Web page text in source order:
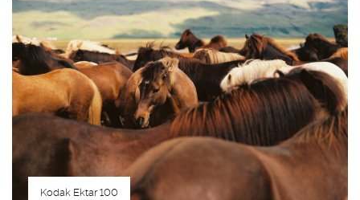
Kodak Ektar 100